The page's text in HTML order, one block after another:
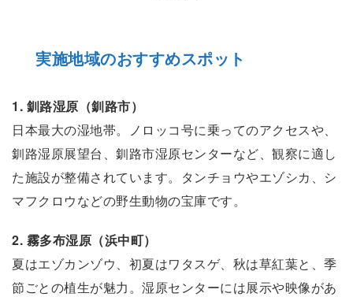
実施地域のおすすめスポット
1. 釧路湿原（釧路市）
日本最大の湿地帯。ノロッコ号に乗ってのアクセスや、
釧路湿原展望台、釧路市湿原センターなど、観察に適し
た施設が整備されています。タンチョウやエゾシカ、シ
マフクロウなどの野生動物の宝庫です。
2. 霧多布湿原（浜中町）
夏はエゾカンゾウ、初夏はワタスゲ、秋は草紅葉と、季
節ごとの植生が魅力。湿原センターには展示や映像があ